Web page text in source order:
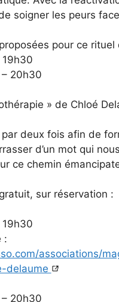
soigner les peurs
pour ce
19h30
20h30
» de Chloé
deux fois afin de
d’un mot qui
ce chemin
sur réservation :
19h30
:
associations/
delaume
20h30